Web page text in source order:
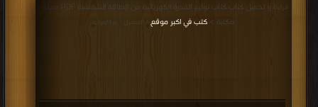
قراءة و تحميل كتاب كتاب توليد القدرة الكهربائية من الطاقة الشمسية PDF مجانا |
مكتبة > كتب في اكبر موقع | التحميل : مرة/مرات